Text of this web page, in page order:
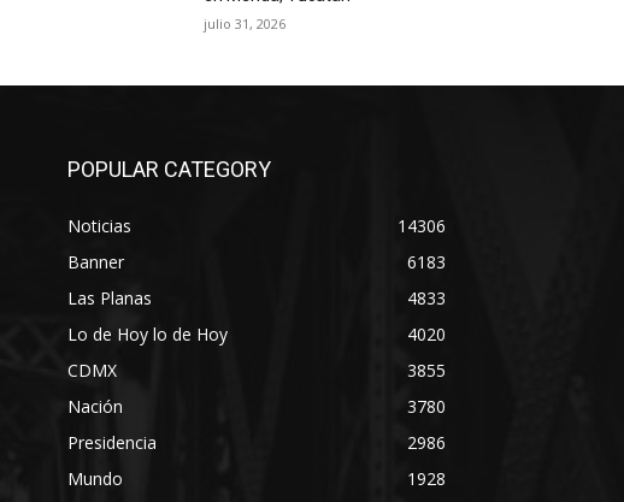
julio 31, 2026
POPULAR CATEGORY
Noticias
14306
Banner
6183
Las Planas
4833
Lo de Hoy lo de Hoy
4020
CDMX
3855
Nación
3780
Presidencia
2986
Mundo
1928